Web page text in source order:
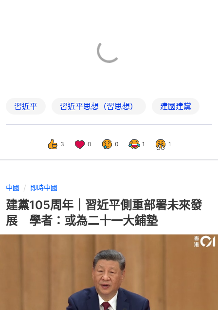
習近平 習近平思想（習思想） 建國建黨
3 0 0 1 1
中國 即時中國
建黨105周年｜習近平側重部署未來發
展 學者：或為二十一大鋪墊